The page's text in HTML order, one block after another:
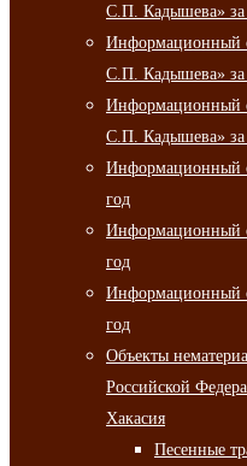
С.П. Кадышева» за
Информационный
С.П. Кадышева» за
Информационный
С.П. Кадышева» за
Информационный
год
Информационный
год
Информационный
год
Объекты
Российской
Хакасия
Песенные